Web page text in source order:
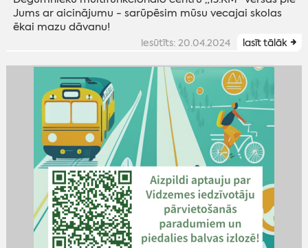
Jums ar aicinājumu - sarūpēsim mūsu vecajai skolas
ēkai mazu dāvanu!
iesūtīts: 20.04.2024 lasīt tālāk